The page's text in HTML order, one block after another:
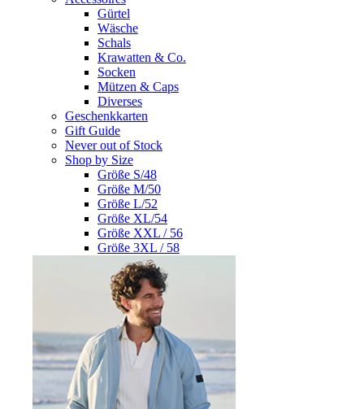
Gürtel
Wäsche
Schals
Krawatten & Co.
Socken
Mützen & Caps
Diverses
Geschenkkarten
Gift Guide
Never out of Stock
Shop by Size
Größe S/48
Größe M/50
Größe L/52
Größe XL/54
Größe XXL / 56
Größe 3XL / 58